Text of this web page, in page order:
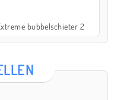
bubbelschieter 2